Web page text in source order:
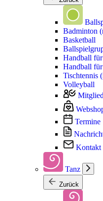
Badminton
Basketball
Handball
Handball
Tischtennis
Volleyball
Termine
Kontakt
Tanz
Zurück